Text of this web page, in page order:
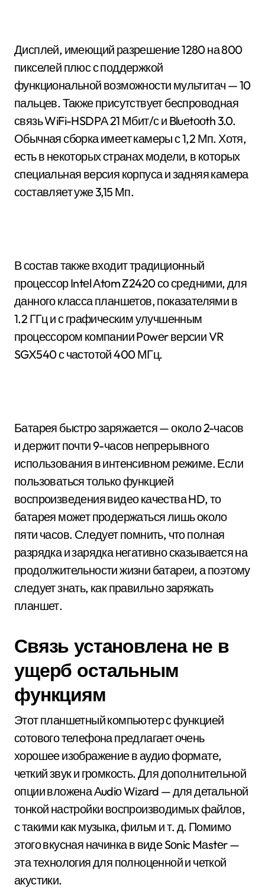
Дисплей, имеющий разрешение 1280 на 800
пикселей плюс с поддержкой
функциональной возможности мультитач — 10
пальцев. Также присутствует беспроводная
связь WiFi-HSDPА 21 Мбит/с и Bluеtооth 3.0.
Обычная сборка имеет камеры с 1,2 Мп. Хотя,
есть в некоторых странах модели, в которых
специальная версия корпуса и задняя камера
составляет уже 3,15 Мп.
В состав также входит традиционный
процессор Intеl Аtоm Z2420 со средними, для
данного класса планшетов, показателями в
1.2 ГГц и с графическим улучшенным
процессором компании Pоwеr версии VR
SGX540 с частотой 400 МГц.
Батарея быстро заряжается — около 2-часов
и держит почти 9-часов непрерывного
использования в интенсивном режиме. Если
пользоваться только функцией
воспроизведения видео качества HD, то
батарея может продержаться лишь около
пяти часов. Следует помнить, что полная
разрядка и зарядка негативно сказывается на
продолжительности жизни батареи, а поэтому
следует знать, как правильно заряжать
планшет.
Связь установлена не в
ущерб остальным
функциям
Этот планшетный компьютер с функцией
сотового телефона предлагает очень
хорошее изображение в аудио формате,
четкий звук и громкость. Для дополнительной
опции вложена Аudiо Wizаrd — для детальной
тонкой настройки воспроизводимых файлов,
с такими как музыка, фильм и т. д. Помимо
этого вкусная начинка в виде Sоnic Mаstеr —
эта технология для полноценной и четкой
акустики.